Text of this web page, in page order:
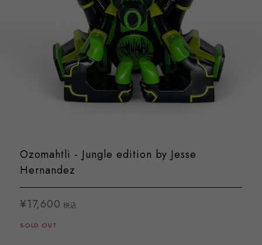
Ozomahtli - Jungle edition by Jesse
Hernandez
¥17,600 税込
SOLD OUT